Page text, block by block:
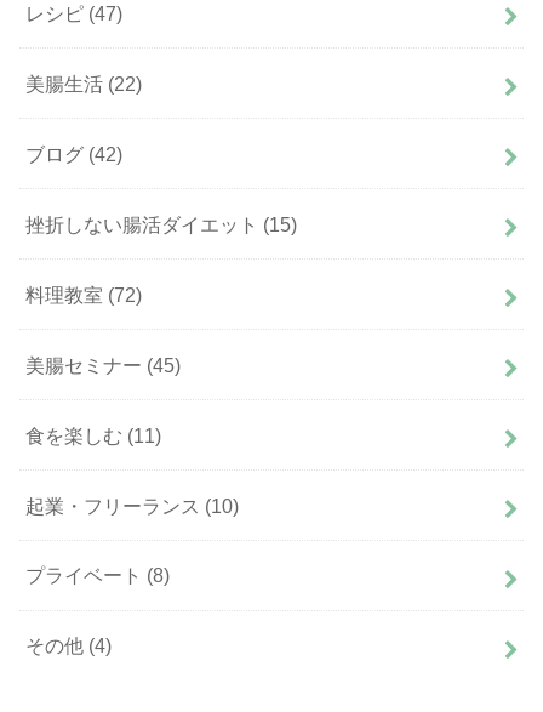
レシピ (47)
美腸生活 (22)
ブログ (42)
挫折しない腸活ダイエット (15)
料理教室 (72)
美腸セミナー (45)
食を楽しむ (11)
起業・フリーランス (10)
プライベート (8)
その他 (4)